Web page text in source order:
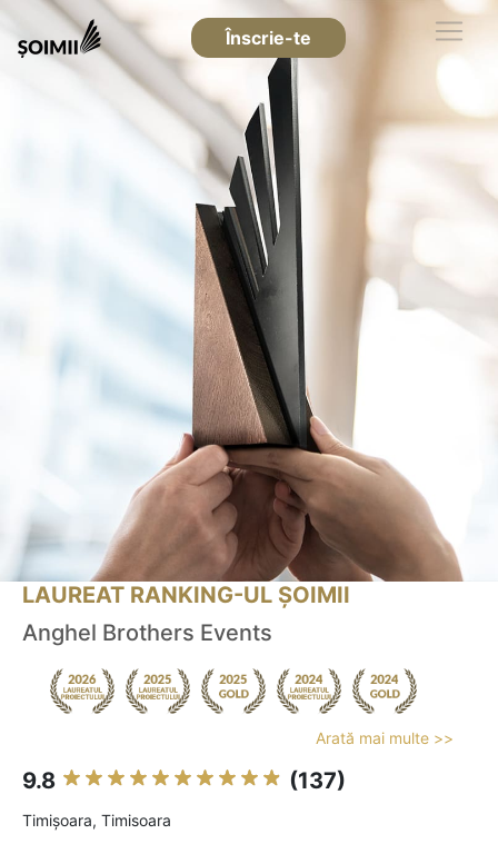
Înscrie-te
LAUREAT RANKING-UL ȘOIMII
Anghel Brothers Events
Arată mai multe >>
9.8 (137)
Timişoara, Timisoara